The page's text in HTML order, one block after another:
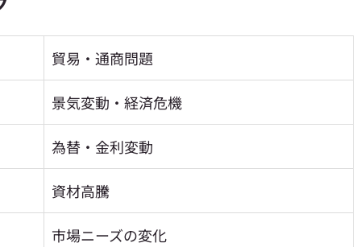
貿易・通商問題
景気変動・経済危機
為替・金利変動
資材高騰
市場ニーズの変化